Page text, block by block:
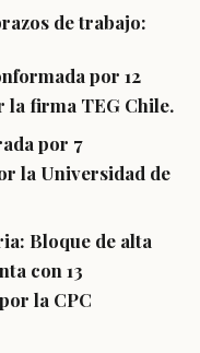
de trabajo:
por 12
la firma TEG Chile.
por 7
la Universidad de
Bloque de alta
con 13
la CPC